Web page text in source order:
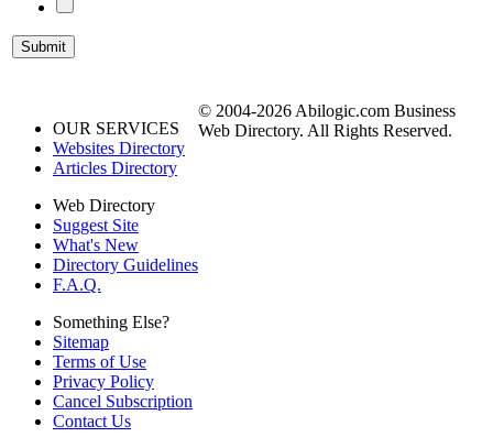
OUR SERVICES
Websites Directory
Articles Directory
Web Directory
Suggest Site
What's New
Directory Guidelines
F.A.Q.
Something Else?
Sitemap
Terms of Use
Privacy Policy
Cancel Subscription
Contact Us
© 2004-2026 Abilogic.com Business
Web Directory. All Rights Reserved.